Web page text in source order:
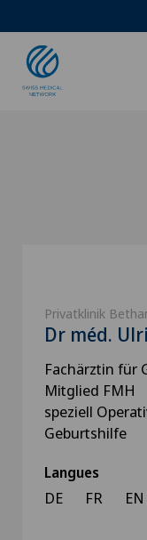
Privatklinik
Dr méd.
Fachärztin für
Mitglied FMH
speziell
Geburtshilfe
Langues
DE FR EN